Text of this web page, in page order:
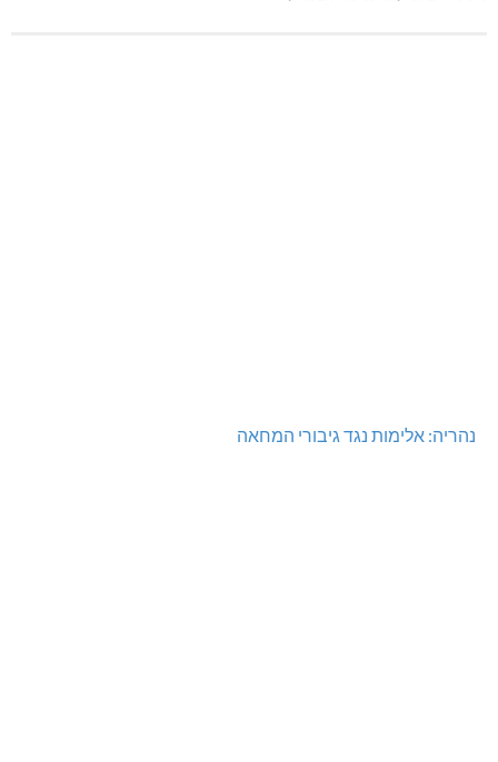
נהריה: אלימות נגד גיבורי המחאה